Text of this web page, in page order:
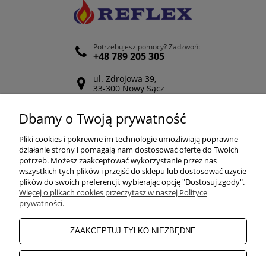
Potrzebujesz pomocy? Zadzwoń:
+48 789 205 305
ul. Zdrojowa 39,
33-300 Nowy Sącz
Odwiedź nasz Facebook
POMOC
ZAKUPY
MOJE KONTO
Dbamy o Twoją prywatność
Pliki cookies i pokrewne im technologie umożliwiają poprawne
działanie strony i pomagają nam dostosować ofertę do Twoich
potrzeb. Możesz zaakceptować wykorzystanie przez nas
wszystkich tych plików i przejść do sklepu lub dostosować użycie
plików do swoich preferencji, wybierając opcję "Dostosuj zgody".
Więcej o plikach cookies przeczytasz w naszej Polityce
prywatności.
ZAAKCEPTUJ TYLKO NIEZBĘDNE